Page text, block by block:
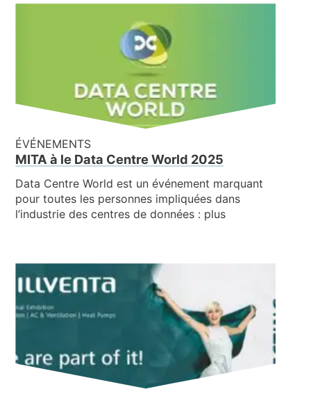
ÉVÉNEMENTS
MITA à le Data Centre World 2025
Data Centre World est un événement marquant
pour toutes les personnes impliquées dans
l’industrie des centres de données : plus